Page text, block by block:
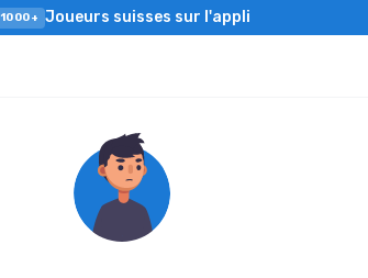
1000+ Joueurs suisses sur l'appli